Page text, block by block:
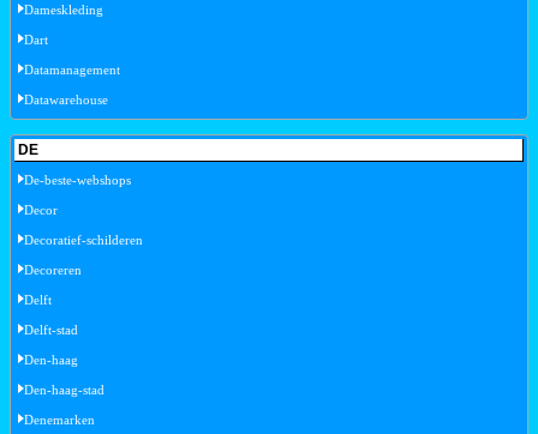
Dameskleding
Dart
Datamanagement
Datawarehouse
DE
De-beste-webshops
Decor
Decoratief-schilderen
Decoreren
Delft
Delft-stad
Den-haag
Den-haag-stad
Denemarken